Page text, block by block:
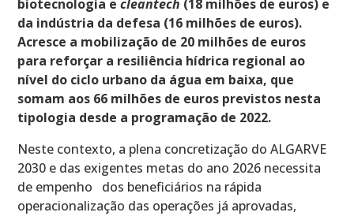
biotecnologia ecleantech (18 milhões de euros) e
da indústria da defesa (16 milhões de euros).
Acresce a mobilização de 20 milhões de euros
para reforçar a resiliência hídrica regional ao
nível do ciclo urbano da água em baixa, que
somam aos 66 milhões de euros previstos nesta
tipologia desde a programação de 2022.
Neste contexto, a plena concretização do ALGARVE
2030 e das exigentes metas do ano 2026 necessita
de empenho dos beneficiários na rápida
operacionalização das operações já aprovadas,